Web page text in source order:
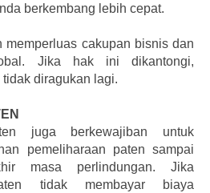
berkembang lebih cepat.
cakupan bisnis dan
Jika hak ini dikantongi,
diragukan lagi.
juga berkewajiban untuk
pemeliharaan paten sampai
masa perlindungan. Jika
tidak membayar biaya